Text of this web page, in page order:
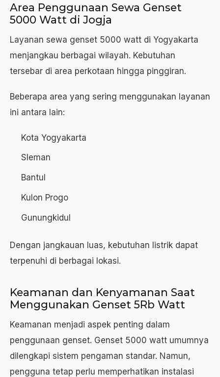
Area Penggunaan Sewa Genset
5000 Watt di Jogja
Layanan sewa genset 5000 watt di Yogyakarta
menjangkau berbagai wilayah. Kebutuhan
tersebar di area perkotaan hingga pinggiran.
Beberapa area yang sering menggunakan layanan
ini antara lain:
Kota Yogyakarta
Sleman
Bantul
Kulon Progo
Gunungkidul
Dengan jangkauan luas, kebutuhan listrik dapat
terpenuhi di berbagai lokasi.
Keamanan dan Kenyamanan Saat
Menggunakan Genset 5Rb Watt
Keamanan menjadi aspek penting dalam
penggunaan genset. Genset 5000 watt umumnya
dilengkapi sistem pengaman standar. Namun,
pengguna tetap perlu memperhatikan instalasi